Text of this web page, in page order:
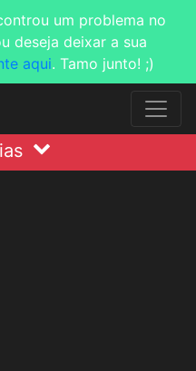
um problema no
deseja deixar a sua
aqui. Tamo junto! ;)